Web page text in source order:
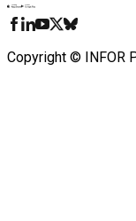
Copyright © INFOR